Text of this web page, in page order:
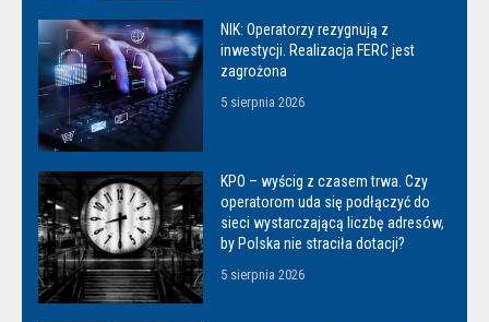
NIK: Operatorzy rezygnują z
inwestycji. Realizacja FERC jest
zagrożona
5 sierpnia 2026
KPO – wyścig z czasem trwa. Czy
operatorom uda się podłączyć do
sieci wystarczającą liczbę adresów,
by Polska nie straciła dotacji?
5 sierpnia 2026